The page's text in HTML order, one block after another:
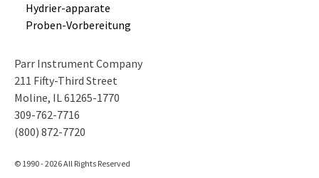
Hydrier-apparate
Proben-Vorbereitung
Parr Instrument Company
211 Fifty-Third Street
Moline, IL 61265-1770
309-762-7716
(800) 872-7720
© 1990 - 2026 All Rights Reserved